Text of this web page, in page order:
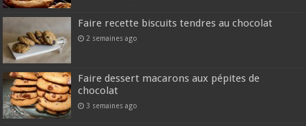
Faire recette biscuits tendres au chocolat
2 semaines ago
Faire dessert macarons aux pépites de
chocolat
3 semaines ago